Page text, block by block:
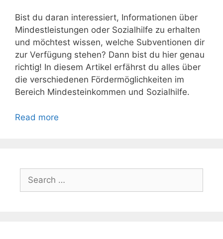
Bist du daran interessiert, Informationen über
Mindestleistungen oder Sozialhilfe zu erhalten
und möchtest wissen, welche Subventionen dir
zur Verfügung stehen? Dann bist du hier genau
richtig! In diesem Artikel erfährst du alles über
die verschiedenen Fördermöglichkeiten im
Bereich Mindesteinkommen und Sozialhilfe.
Read more
for: